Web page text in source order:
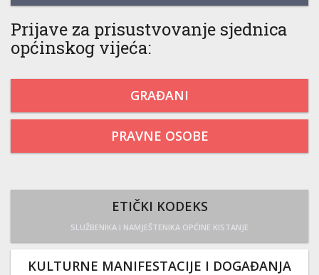
Prijave za prisustvovanje sjednica
općinskog vijeća:
GRAĐANI
PRAVNE OSOBE
ETIČKI KODEKS
SLUŽBENIKA I NAMJEŠTENIKA OPĆINE KISTANJE
KULTURNE MANIFESTACIJE I DOGAĐANJA